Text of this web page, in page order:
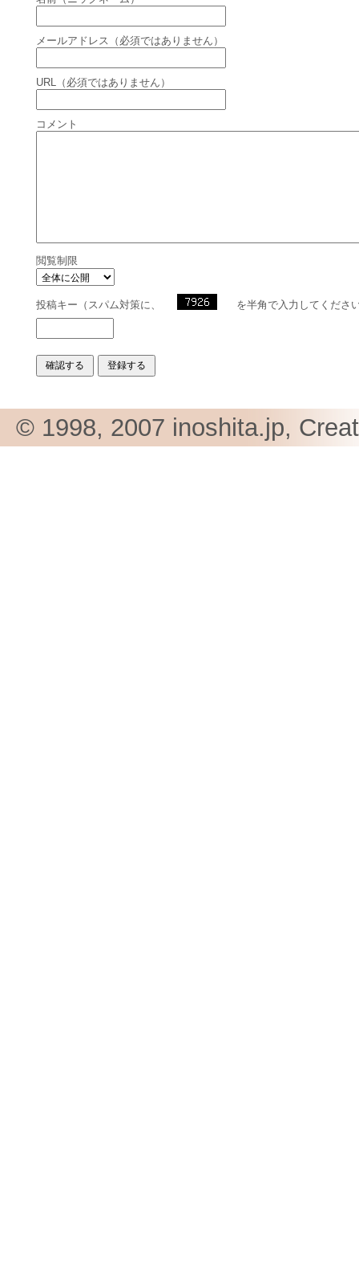
メールアドレス（必須ではありません）
URL（必須ではありません）
コメント
閲覧制限
投稿キー（スパム対策に、 を半角で入力してくださ
© 1998, 2007 inoshita.jp,